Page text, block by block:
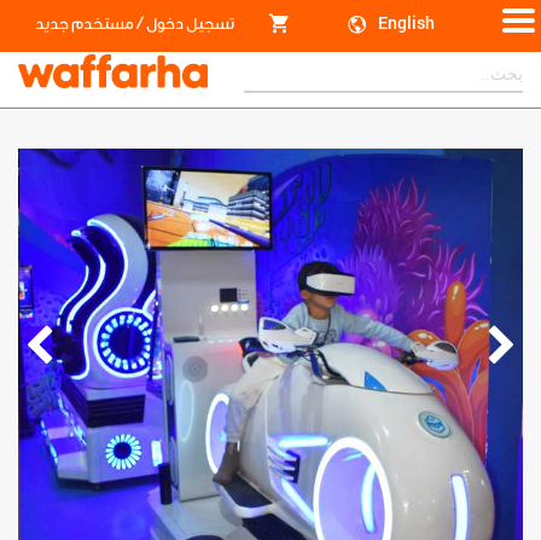
English تسجيل دخول/مستخدم جديد